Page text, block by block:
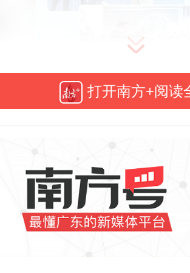
，AI已经成为消费电子
间1月8日，2026国际
简称CES）正在美国
打开南方+阅读